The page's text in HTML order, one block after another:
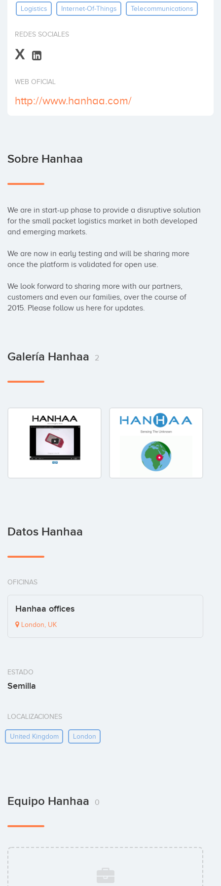
Invertir
Logistics Internet-Of-Things Telecommunications
REDES SOCIALES
X
WEB OFICIAL
http://www.hanhaa.com/
Sobre Hanhaa
We are in start-up phase to provide a disruptive solution
for the small packet logistics market in both developed
and emerging markets.
We are now in early testing and will be sharing more
once the platform is validated for open use.
We look forward to sharing more with our partners,
customers and even our families, over the course of
2015. Please follow us here for updates.
Galería Hanhaa 2
Datos Hanhaa
OFICINAS
Hanhaa offices
London, UK
ESTADO
Semilla
LOCALIZACIONES
United Kingdom London
Equipo Hanhaa 0